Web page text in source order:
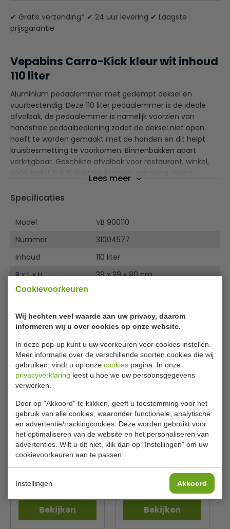
Cookievoorkeuren
Wij hechten veel waarde aan uw privacy, daarom
informeren wij u over cookies op onze website.
In deze pop-up kunt u uw voorkeuren voor cookies instellen.
Meer informatie over de verschillende soorten cookies die wij
gebruiken, vindt u op onze cookies pagina. In onze
privacyverklaring leest u hoe we uw persoonsgegevens
verwerken.
Door op "Akkoord" te klikken, geeft u toestemming voor het
gebruik van alle cookies, waaronder functionele, analytische
en advertentie/trackingcookies. Deze worden gebruikt voor
het optimaliseren van de website en het personaliseren van
advertenties. Wilt u dit niet, klik dan op "Instellingen" om uw
cookievoorkeuren aan te passen.
Instellingen Akkoord
✔ Gratis verzending* ✔ 24 uur levering ✔ Laagste
prijsgarantie
Vepabins Carro-Kick kleur wit inhoud
110 liter
Aluminium pedaalemmer met gedempt deksel en
vuurbestendig. Deze 110 liter pedaalemmer is de ideale
afvalbak, de pedaalemmer is namelijk voorzien van
handsfree pedaalbediening zodat de deksel niet open
hoeft te worden gemaakt met de handen en dit helpt
kruisbesmetting te voorkomen. Binnenbakken apart
verkrijgbaar. Geschikte afvalbak voor restaurant, winkel,
cafe, hotel, B & B, kantine, kantoor, camping, resort,
strandpaviljoen, woning en zorginstellingen.
Vuurbestendig
Binnenbakken apart verkrijgbaar
Lees meer
Specificaties
Model
VB 900110
Nummer
31004577
Inhoud
110 liter
B x L x H
39 x 39 x 80 cm
Kleur
Gerelateerde producten
Bekerinzet | carro swing |
aluminium | inhoud 110
liter
€ 174,00
Bekijken
Binnenbak | bekerinzet |
carro swing | aluminium
| inhoud 110 liter
31719778
€ 218,00
Bekijken